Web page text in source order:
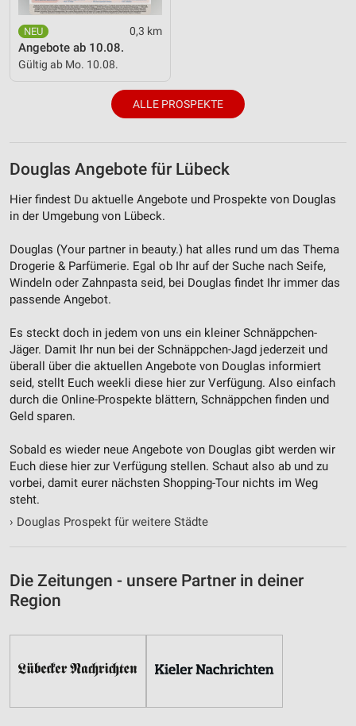
0,3 km
Angebote ab 10.08.
Gültig ab Mo. 10.08.
ALLE PROSPEKTE
Douglas Angebote für Lübeck
Hier findest Du aktuelle Angebote und Prospekte von Douglas
in der Umgebung von Lübeck.
Douglas (Your partner in beauty.) hat alles rund um das Thema
Drogerie & Parfümerie. Egal ob Ihr auf der Suche nach Seife,
Windeln oder Zahnpasta seid, bei Douglas findet Ihr immer das
passende Angebot.
Es steckt doch in jedem von uns ein kleiner Schnäppchen-
Jäger. Damit Ihr nun bei der Schnäppchen-Jagd jederzeit und
überall über die aktuellen Angebote von Douglas informiert
seid, stellt Euch weekli diese hier zur Verfügung. Also einfach
durch die Online-Prospekte blättern, Schnäppchen finden und
Geld sparen.
Sobald es wieder neue Angebote von Douglas gibt werden wir
Euch diese hier zur Verfügung stellen. Schaut also ab und zu
vorbei, damit eurer nächsten Shopping-Tour nichts im Weg
steht.
› Douglas Prospekt für weitere Städte
Die Zeitungen - unsere Partner in deiner
Region
Messung der Werbeleistung
Messung der Performance von Inhalten
Kombinationen von Daten aus verschiedenen
Verwendung reduzierter Daten zur Auswahl von
IAB-Besonderheiten:
Geräte anhand von aktiv angeforderten
Informationen identifizieren
Notwendig
Performance
Funktional